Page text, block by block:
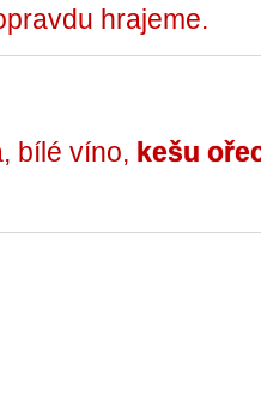
hrajeme.
bílé víno, kešu